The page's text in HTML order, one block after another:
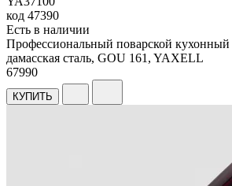
код 47390
Есть в наличии
Профессиональный поварской
дамасская сталь, GOU 161, YAXELL
67990
КУПИТЬ